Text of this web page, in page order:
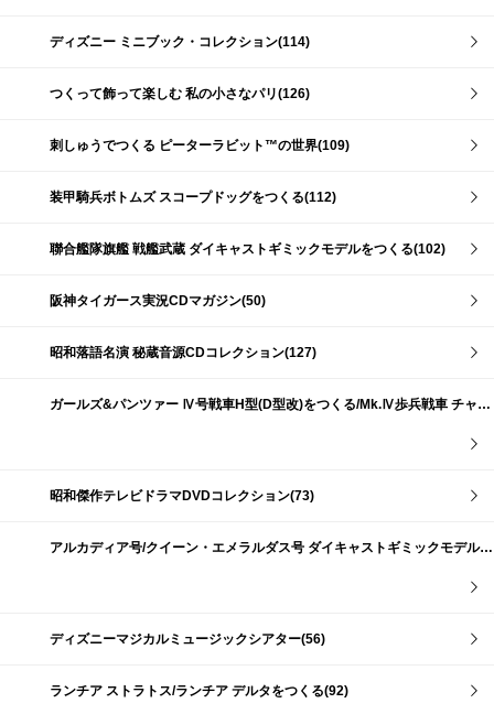
ディズニー ミニブック・コレクション(114)
つくって飾って楽しむ 私の小さなパリ(126)
刺しゅうでつくる ピーターラビット™の世界(109)
装甲騎兵ボトムズ スコープドッグをつくる(112)
聯合艦隊旗艦 戦艦武蔵 ダイキャストギミックモデルをつくる(102)
阪神タイガース実況CDマガジン(50)
昭和落語名演 秘蔵音源CDコレクション(127)
ガールズ&パンツァー Ⅳ号戦車H型(D型改)をつくる/Mk.Ⅳ歩兵戦車 チャーチルMk.Ⅶをつくる(191)
昭和傑作テレビドラマDVDコレクション(73)
アルカディア号/クイーン・エメラルダス号 ダイキャストギミックモデルをつくる(159)
ディズニーマジカルミュージックシアター(56)
ランチア ストラトス/ランチア デルタをつくる(92)